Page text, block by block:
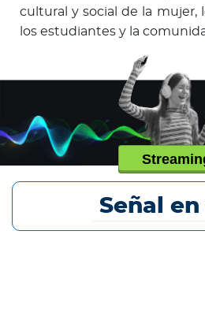
cultural y social de la mujer,
los estudiantes y la
Señal